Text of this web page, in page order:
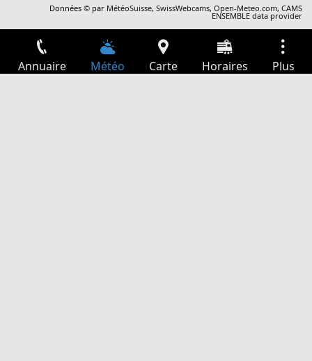
Données © par MétéoSuisse,SwissWebcams,Open-Meteo.com,CAMS
ENSEMBLE data provider
Annuaire Météo Carte Horaires Plus